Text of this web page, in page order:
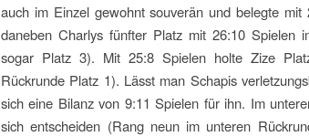
auch im Einzel gewohnt souverän und belegte
daneben Charlys fünfter Platz mit 26:10 Spielen
sogar Platz 3). Mit 25:8 Spielen holte Zize
Rückrunde Platz 1). Lässt man Schapis
sich eine Bilanz von 9:11 Spielen für ihn. Im
sich entscheiden (Rang neun im unteren